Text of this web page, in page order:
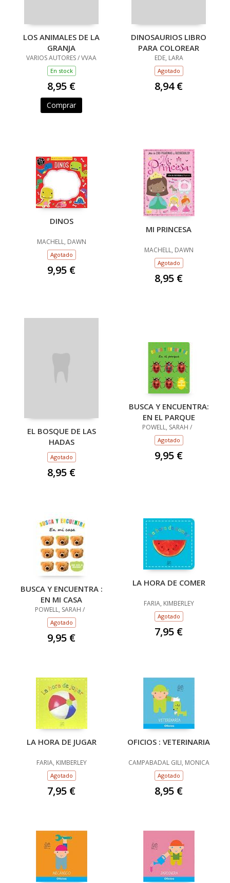
LOS ANIMALES DE LA
GRANJA
VARIOS AUTORES / VVAA
En stock
8,95 €
Comprar
DINOSAURIOS LIBRO
PARA COLOREAR
EDE, LARA
Agotado
8,94 €
DINOS
MACHELL, DAWN
Agotado
9,95 €
MI PRINCESA
MACHELL, DAWN
Agotado
8,95 €
EL BOSQUE DE LAS
HADAS
Agotado
8,95 €
BUSCA Y ENCUENTRA:
EN EL PARQUE
POWELL, SARAH /
Agotado
9,95 €
BUSCA Y ENCUENTRA :
EN MI CASA
POWELL, SARAH /
Agotado
9,95 €
LA HORA DE COMER
FARIA, KIMBERLEY
Agotado
7,95 €
LA HORA DE JUGAR
FARIA, KIMBERLEY
Agotado
7,95 €
OFICIOS : VETERINARIA
CAMPABADAL GILI, MONICA
Agotado
8,95 €